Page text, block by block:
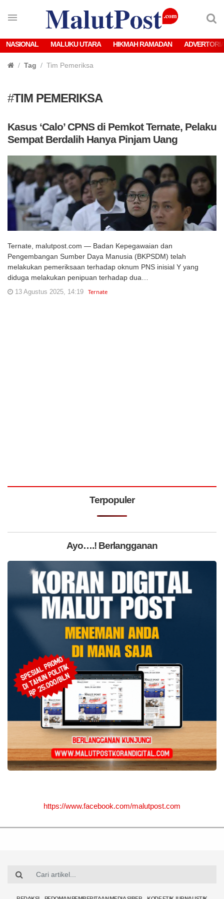
NASIONAL MALUKU UTARA HIKMAH RAMADAN
Tag Tim Pemeriksa
#TIM PEMERIKSA
Kasus ‘Calo’ CPNS di Pemkot Ternate, Pelaku
Sempat Berdalih Hanya Pinjam Uang
Ternate, malutpost.com — Badan Kepegawaian dan
Pengembangan Sumber Daya Manusia (BKPSDM) telah
melakukan pemeriksaan terhadap oknum PNS inisial Y yang
diduga melakukan penipuan terhadap dua…
13 Agustus 2025, 14:19 Ternate
Terpopuler
Ayo….! Berlangganan
https://www.facebook.com/malutpost.com